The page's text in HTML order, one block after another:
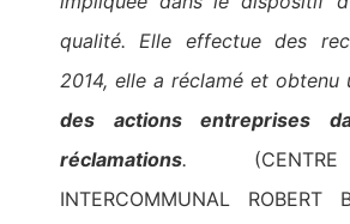
qualité. Elle effectue des
2014, elle a réclamé et obtenu
des actions entreprises
réclamations.
INTERCOMMUNAL ROBERT